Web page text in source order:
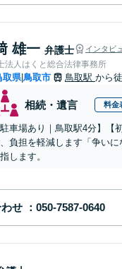
雄一 弁護士 インタビ
法人はくと総合法律事務所
取県|鳥取市 鳥取駅 から
相続・遺言 料金
駐車場あり｜鳥取駅4分】
負担を軽減します「争い
します。
せ